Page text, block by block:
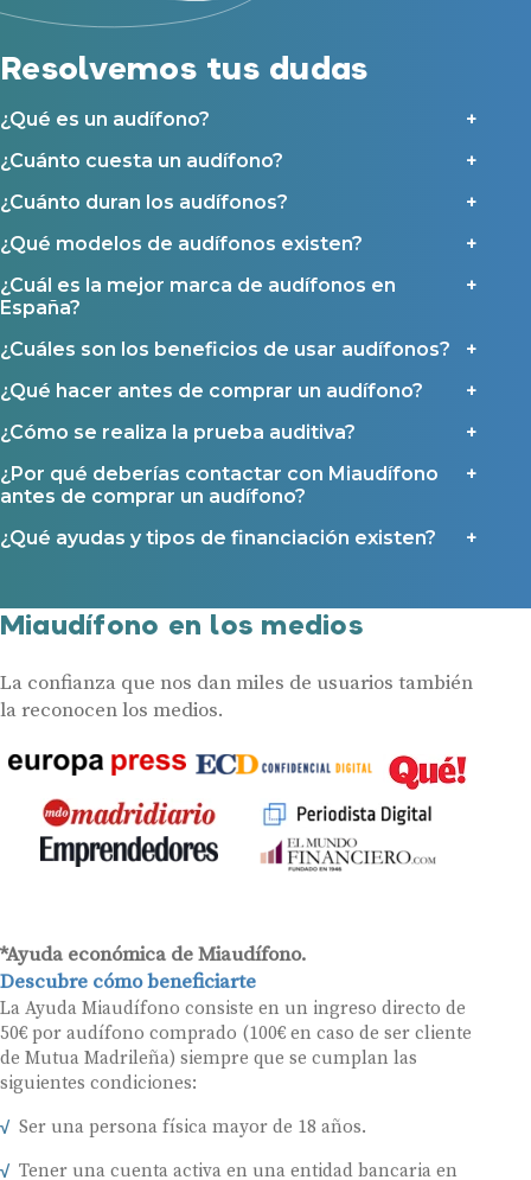
Resolvemos tus dudas
¿Qué es un audífono?
¿Cuánto cuesta un audífono?
¿Cuánto duran los audífonos?
¿Qué modelos de audífonos existen?
¿Cuál es la mejor marca de audífonos en
España?
¿Cuáles son los beneficios de usar audífonos?
¿Qué hacer antes de comprar un audífono?
¿Cómo se realiza la prueba auditiva?
¿Por qué deberías contactar con Miaudífono
antes de comprar un audífono?
¿Qué ayudas y tipos de financiación existen?
Miaudífono en los medios
La confianza que nos dan miles de usuarios también
la reconocen los medios.
*Ayuda económica de Miaudífono.
Descubre cómo beneficiarte
La Ayuda Miaudífono consiste en un ingreso directo de
50€ por audífono comprado (100€ en caso de ser cliente
de Mutua Madrileña) siempre que se cumplan las
siguientes condiciones:
Ser una persona física mayor de 18 años.
Tener una cuenta activa en una entidad bancaria en
Asistencia audiológica a domicilio
Ayudas para audífonos en Castilla-La Mancha
Ayudas para audífonos en Andalucía
Ayudas y subvenciones en La Rioja
Ayudas para audífonos en Galicia
Miaudífono para poder ofrecer los servicios solicitados, según se
Al hacer click en «Contáctanos» declaras haber leído y aceptado nuestra
Política de Privacidad.